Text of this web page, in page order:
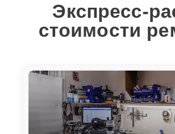
Экспресс-
стоимости